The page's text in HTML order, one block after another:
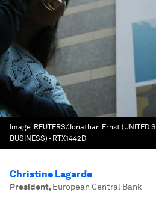
Image: REUTERS/Jonathan Ernst (UNITED
BUSINESS) - RTX1442D
Christine Lagarde
President, European Central Bank